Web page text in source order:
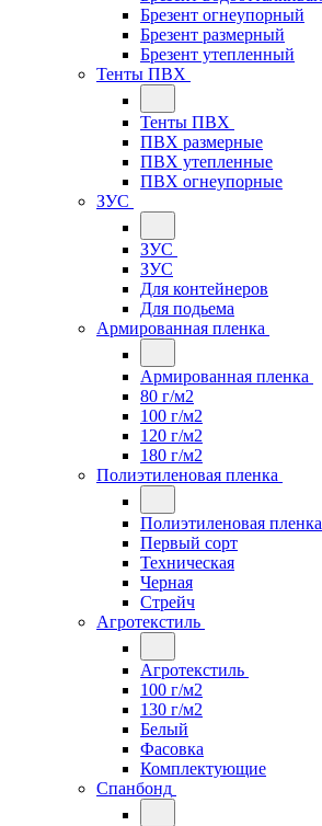
Брезент огнеупорный
Брезент размерный
Брезент утепленный
Тенты ПВХ
Тенты ПВХ
ПВХ размерные
ПВХ утепленные
ПВХ огнеупорные
ЗУС
ЗУС
ЗУС
Для контейнеров
Для подьема
Армированная пленка
Армированная пленка
80 г/м2
100 г/м2
120 г/м2
180 г/м2
Полиэтиленовая пленка
Полиэтиленовая пленка
Первый сорт
Техническая
Черная
Стрейч
Агротекстиль
Агротекстиль
100 г/м2
130 г/м2
Белый
Фасовка
Комплектующие
Спанбонд